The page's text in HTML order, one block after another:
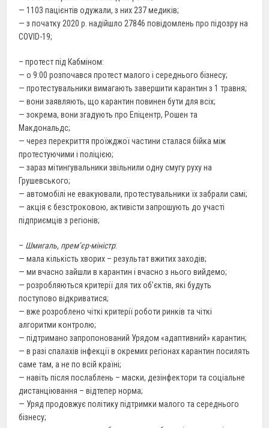
— 1103 пацієнтів одужали, з них 237 медиків;
— з початку 2020 р. надійшло 27846 повідомлень про підозру на
COVID-19;
– протест під Кабміном:
— о 9:00 розпочався протест малого і середнього бізнесу;
— протестувальники вимагають завершити карантин з 1 травня;
— вони заявляють, що карантин повинен бути для всіх;
— зокрема, вони згадують про Епіцентр, Рошен та
Макдональдс;
— через перекриття проїжджої частини сталася бійка між
протестуючими і поліцією;
— зараз мітингувальники звільнили одну смугу руху на
Грушевського;
— автомобілі не евакуювали, протестувальники їх забрали самі;
— акція є безстроковою, активісти запрошують до участі
підприємців з регіонів;
– Шмигаль, прем’єр-міністр:
— мала кількість хворих – результат вжитих заходів;
— ми вчасно зайшли в карантин і вчасно з нього вийдемо;
— розробляються критерії для тих об’єктів, які будуть
поступово відкриватися;
— вже розроблено чіткі критерії роботи ринків та чіткі
алгоритми контролю;
— підтримано запропонований Урядом «адаптивний» карантин;
— в разі спалахів інфекції в окремих регіонах карантин посилять
саме там, а не по всій країні;
— навіть після послаблень – маски, дезінфектори та соціальне
дистанціювання – відтепер норма;
— Уряд продовжує політику підтримки малого та середнього
бізнесу;